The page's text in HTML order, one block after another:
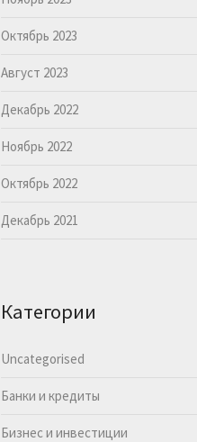
Октябрь 2023
Август 2023
Декабрь 2022
Ноябрь 2022
Октябрь 2022
Декабрь 2021
Категории
Uncategorised
Банки и кредиты
Бизнес и инвестиции